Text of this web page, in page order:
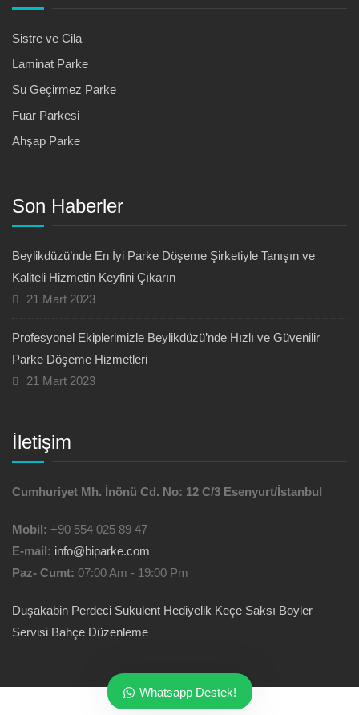
Sistre ve Cila
Laminat Parke
Su Geçirmez Parke
Fuar Parkesi
Ahşap Parke
Son Haberler
Beylikdüzü’nde En İyi Parke Döşeme Şirketiyle Tanışın ve
Kaliteli Hizmetin Keyfini Çıkarın
21 Mart 2023
Profesyonel Ekiplerimizle Beylikdüzü’nde Hızlı ve Güvenilir
Parke Döşeme Hizmetleri
21 Mart 2023
İletişim
Cumhuriyet Mh. İnönü Cd. No: 12 C/3 Esenyurt/İstanbul
Mobil: +90 554 025 89 47
E-mail: info@biparke.com
Paz- Cumt: 07:00 Am - 19:00 Pm
Duşakabin Perdeci Sukulent Hediyelik Keçe Saksı Boyler
Servisi Bahçe Düzenleme
Whatsapp Destek!